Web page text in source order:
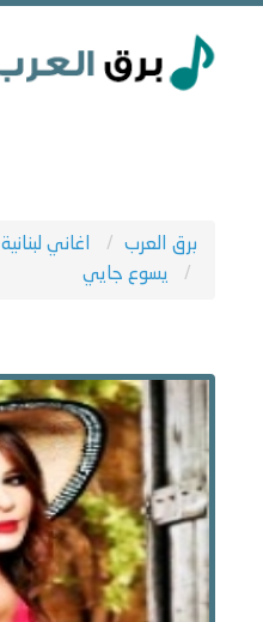
برق العرب اغاني لبنانية
يسوع جايي